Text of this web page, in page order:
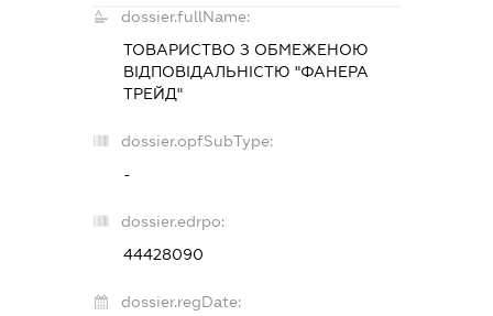
dossier.fullName:
ТОВАРИСТВО З ОБМЕЖЕНОЮ
ВІДПОВІДАЛЬНІСТЮ "ФАНЕРА
ТРЕЙД"
dossier.opfSubType:
-
dossier.edrpo:
44428090
dossier.regDate: